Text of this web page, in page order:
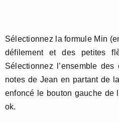
Sélectionnez la formule Min
défilement et des petites
Sélectionnez l’ensemble
notes de Jean en partant de
enfoncé le bouton gauche de
ok.